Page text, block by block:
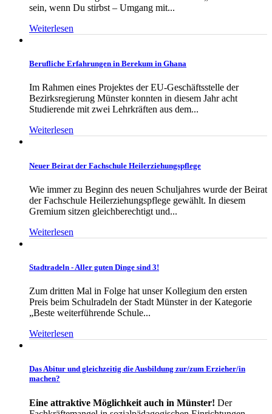
sein, wenn Du stirbst – Umgang mit...
Weiterlesen
Berufliche Erfahrungen in Berekum in Ghana
Im Rahmen eines Projektes der EU-Geschäftsstelle der
Bezirksregierung Münster konnten in diesem Jahr acht
Studierende mit zwei Lehrkräften aus dem...
Weiterlesen
Neuer Beirat der Fachschule Heilerziehungspflege
Wie immer zu Beginn des neuen Schuljahres wurde der Beirat
der Fachschule Heilerziehungspflege gewählt. In diesem
Gremium sitzen gleichberechtigt und...
Weiterlesen
Stadtradeln - Aller guten Dinge sind 3!
Zum dritten Mal in Folge hat unser Kollegium den ersten
Preis beim Schulradeln der Stadt Münster in der Kategorie
„Beste weiterführende Schule...
Weiterlesen
Das Abitur und gleichzeitig die Ausbildung zur/zum Erzieher/in
machen?
Eine attraktive Möglichkeit auch in Münster! Der